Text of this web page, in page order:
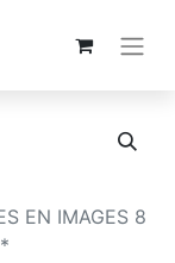
EN IMAGES 8